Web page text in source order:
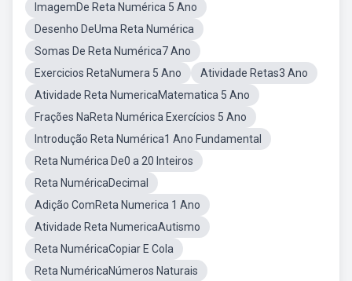
ImagemDe Reta Numérica 5 Ano
Desenho DeUma Reta Numérica
Somas De Reta Numérica7 Ano
Exercicios RetaNumera 5 Ano
Atividade Retas3 Ano
Atividade Reta NumericaMatematica 5 Ano
Frações NaReta Numérica Exercícios 5 Ano
Introdução Reta Numérica1 Ano Fundamental
Reta Numérica De0 a 20 Inteiros
Reta NuméricaDecimal
Adição ComReta Numerica 1 Ano
Atividade Reta NumericaAutismo
Reta NuméricaCopiar E Cola
Reta NuméricaNúmeros Naturais